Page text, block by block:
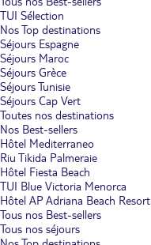
TUI Sélection
Nos Top destinations
Séjours Espagne
Séjours Maroc
Séjours Grèce
Séjours Tunisie
Séjours Cap Vert
Toutes nos destinations
Nos Best-sellers
Hôtel Mediterraneo
Riu Tikida Palmeraie
Hôtel Fiesta Beach
TUI Blue Victoria Menorca
Hôtel AP Adriana Beach Resort
Tous nos Best-sellers
Tous nos séjours